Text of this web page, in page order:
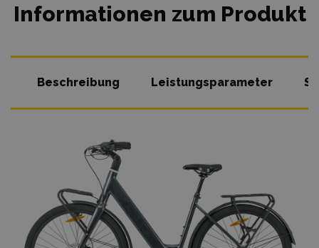
Informationen zum Produkt
Beschreibung Leistungsparameter